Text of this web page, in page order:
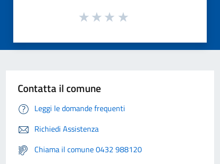
Contatta il comune
Leggi le domande frequenti
Richiedi Assistenza
Chiama il comune 0432 988120